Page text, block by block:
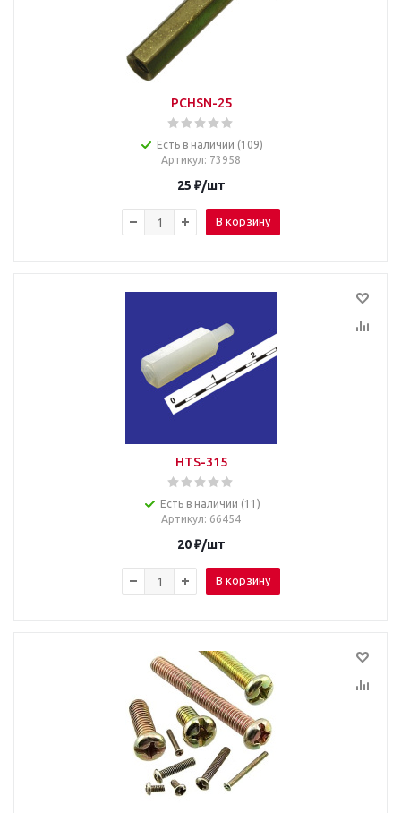
PCHSN-25
Есть в наличии (109)
Артикул: 73958
25 ₽/шт
В корзину
HTS-315
Есть в наличии (11)
Артикул: 66454
20₽/шт
В корзину